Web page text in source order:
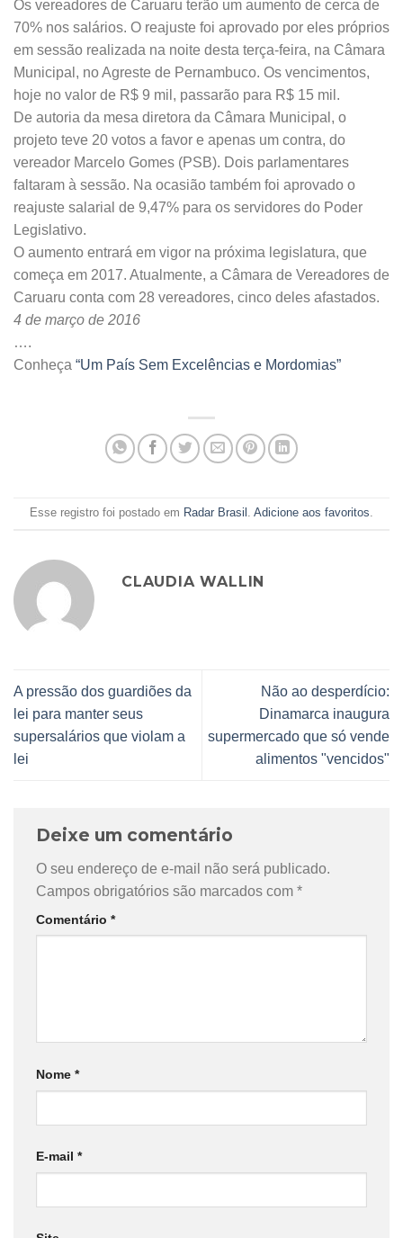
Os vereadores de Caruaru terão um aumento de cerca de
70% nos salários. O reajuste foi aprovado por eles próprios
em sessão realizada na noite desta terça-feira, na Câmara
Municipal, no Agreste de Pernambuco. Os vencimentos,
hoje no valor de R$ 9 mil, passarão para R$ 15 mil.
De autoria da mesa diretora da Câmara Municipal, o
projeto teve 20 votos a favor e apenas um contra, do
vereador Marcelo Gomes (PSB). Dois parlamentares
faltaram à sessão. Na ocasião também foi aprovado o
reajuste salarial de 9,47% para os servidores do Poder
Legislativo.
O aumento entrará em vigor na próxima legislatura, que
começa em 2017. Atualmente, a Câmara de Vereadores de
Caruaru conta com 28 vereadores, cinco deles afastados.
4 de março de 2016
….
Conheça “Um País Sem Excelências e Mordomias”
Esse registro foi postado em Radar Brasil Adicione aos favoritos
CLAUDIA WALLIN
A pressão dos guardiões da
lei para manter seus
supersalários que violam a
lei
Não ao desperdício:
Dinamarca inaugura
supermercado que só vende
alimentos "vencidos"
Deixe um comentário
O seu endereço de e-mail não será publicado.
Campos obrigatórios são marcados com *
Comentário *
Nome *
E-mail *